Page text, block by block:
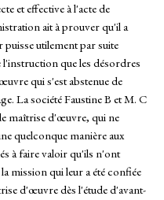
et effective à l'acte de
ait à prouver qu'il a
utilement par suite
l'instruction que les désordres
qui s'est abstenue de
La société Faustine B et M. C
maîtrise d'œuvre, qui ne
quelconque manière aux
à faire valoir qu'ils n'ont
mission qui leur a été confiée
d'œuvre dès l'étude d'avant-